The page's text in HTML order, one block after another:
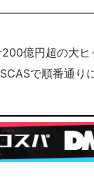
億円超の大ヒ
で順番通り
ズを順番通り